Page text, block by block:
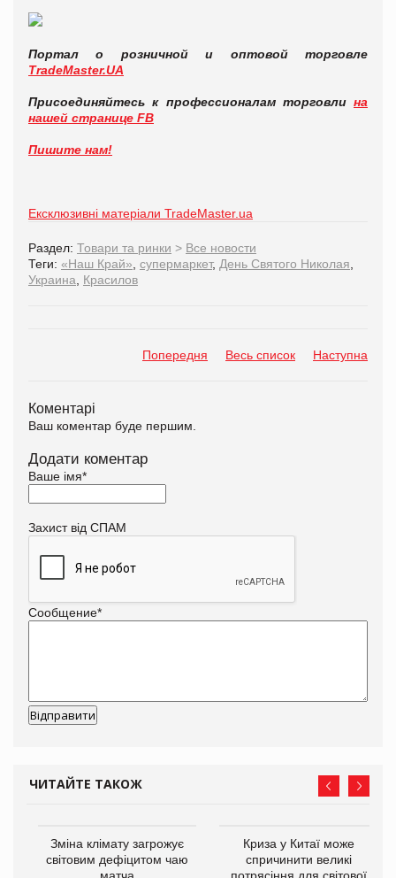
Портал о розничной и оптовой торговле
TradeMaster.UA
Присоединяйтесь к профессионалам торговли на
нашей странице FB
Пишите нам!
Ексклюзивні матеріали TradeMaster.ua
Раздел: Товари та ринки > Все новости
Теги: «Наш Край» супермаркет, День Святого Николая
Украина
Красилов
Попередня Весь список Наступна
Коментарі
Ваш коментар буде першим.
Додати коментар
Ваше імя*
Захист від СПАМ
Сообщение*
ЧИТАЙТЕ ТАКОЖ
Зміна клімату загрожує
світовим дефіцитом чаю
Криза у Китаї може
спричинити великі